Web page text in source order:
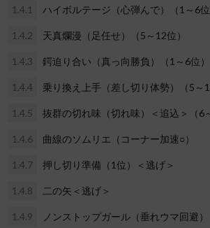
1.4.1 ハイボルテージ（心弾んで）（1～6位
1.4.2 天真爛漫（足任せ）（5～12位）
1.4.3 鍔迫り合い（真っ向勝負）（1～6位
1.4.4 乗り換え上手（差し切り体勢）（5～
1.4.5 抜群の切れ味（切れ味）＜追込＞（6
1.4.6 曲線のソムリエ（コーナー加速○）
1.4.7 押し切り準備（1位）＜逃げ＞
1.4.8 二の矢＜逃げ＞
1.4.9 ノンストップガール（垂れウマ回避）